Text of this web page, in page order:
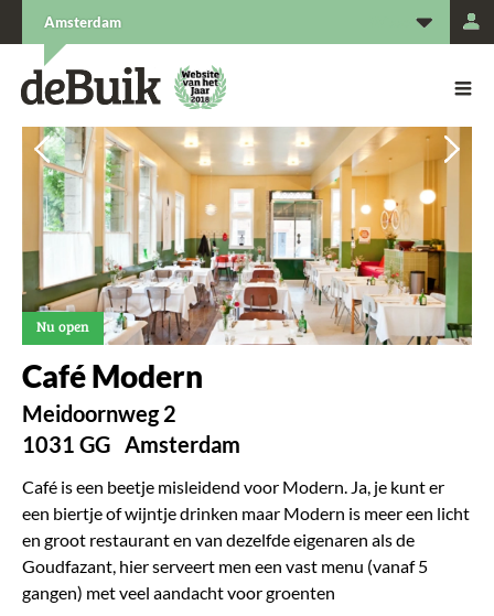
Vorige
Vorige
Nu open
Café Modern
Meidoornweg 2
1031 GG Amsterdam
Café is een beetje misleidend voor Modern. Ja, je kunt er
een biertje of wijntje drinken maar Modern is meer een licht
en groot restaurant en van dezelfde eigenaren als de
Goudfazant, hier serveert men een vast menu (vanaf 5
gangen) met veel aandacht voor groenten
Amsterdam
De Buik van {city: city}
De Buik